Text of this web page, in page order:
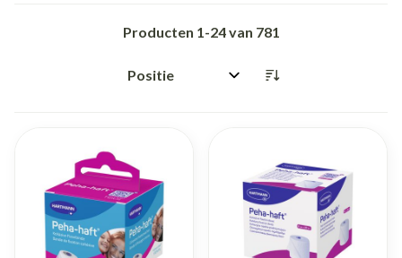
Producten 1-24van 781
Sorteer op: